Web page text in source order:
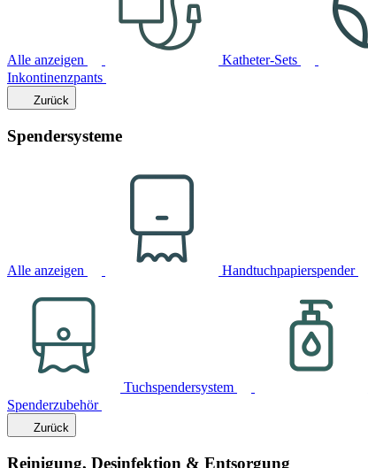
Alle anzeigen Katheter-Sets
Inkontinenzpants
Zurück
Spendersysteme
Alle anzeigen Handtuchpapierspender
Tuchspendersystem
Spenderzubehör
Zurück
Reinigung, Desinfektion & Entsorgung